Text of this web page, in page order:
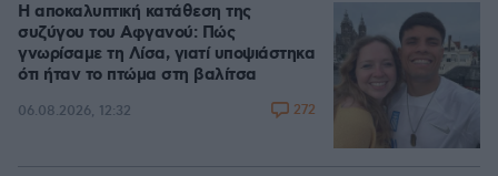
Η αποκαλυπτική κατάθεση της
συζύγου του Αφγανού: Πώς
γνωρίσαμε τη Λίσα, γιατί υποψιάστηκα
ότι ήταν το πτώμα στη βαλίτσα
06.08.2026, 12:32 272